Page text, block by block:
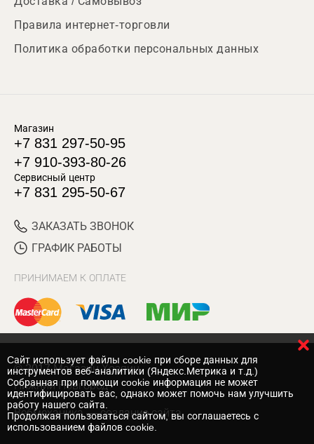
Правила интернет-торговли
Политика обработки персональных данных
Магазин
+7 831 297-50-95
+7 910-393-80-26
Сервисный центр
+7 831 295-50-67
ЗАКАЗАТЬ ЗВОНОК
ГРАФИК РАБОТЫ
ПРИНИМАЕМ К ОПЛАТЕ
© 2017 Магазин Хозяин
Нижний Новгород
Вебмеханика — создание сайта
Cайт использует файлы cookie при сборе данных для
инструментов веб-аналитики (Яндекс.Метрика и т.д.)
Собранная при помощи cookie информация не может
идентифицировать вас, однако может помочь нам улучшить
работу нашего сайта.
Продолжая пользоваться сайтом, вы соглашаетесь с
использованием файлов cookie.